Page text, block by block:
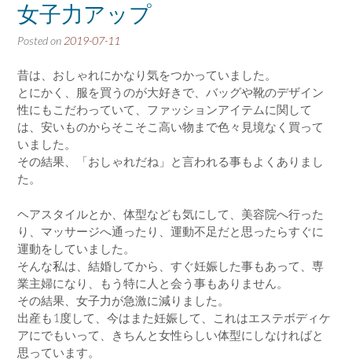
女子力アップ
Posted on 2019-07-11
昔は、おしゃれにかなり気をつかっていました。
とにかく、服を買うのが大好きで、バッグや靴のデザイン
性にもこだわっていて、ファッションアイテムに関して
は、安いものからそこそこ高い物まで色々見境なく買って
いました。
その結果、「おしゃれだね」と言われる事もよくありまし
た。
ヘアスタイルとか、体型なども気にして、美容院へ行った
り、マッサージへ通ったり、運動不足だと思ったらすぐに
運動をしていました。
そんな私は、結婚してから、すぐ妊娠した事もあって、専
業主婦になり、もう特に人と会う事もありません。
その結果、女子力が急激に減りました。
出産も1度して、今はまた妊娠して、これはエステボディケ
アにでもいって、きちんと女性らしい体型にしなければと
思っています。